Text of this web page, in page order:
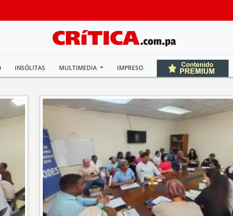
INSÓLITAS MULTIMEDIA IMPRESO